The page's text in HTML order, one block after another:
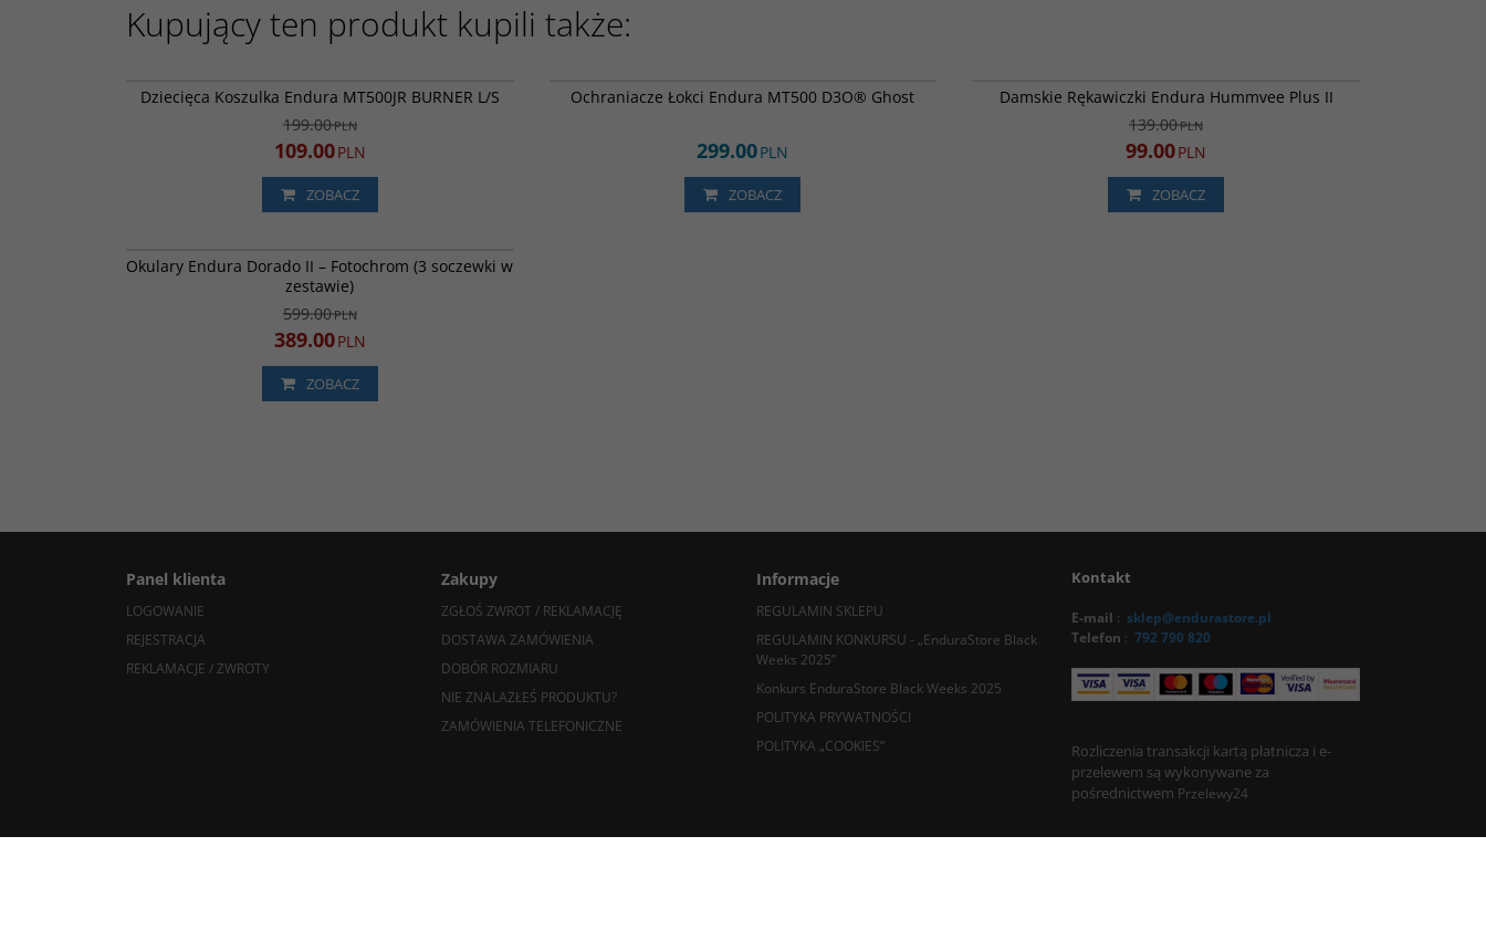
Kupujący ten produkt kupili także:
PROMOCJA
Dziecięca Koszulka Endura MT500JR BURNER L/S
199.00PLN
109.00PLN
ZOBACZ
DARMOWA DOSTAWA
Ochraniacze Łokci Endura MT500 D3O® Ghost
299.00PLN
ZOBACZ
PROMOCJA
Damskie Rękawiczki Endura Hummvee Plus II
139.00PLN
99.00PLN
ZOBACZ
PROMOCJA DARMOWA DOSTAWA
Okulary Endura Dorado II – Fotochrom (3 soczewki w
zestawie)
599.00PLN
389.00PLN
ZOBACZ
Panel klienta
LOGOWANIE
REJESTRACJA
REKLAMACJE / ZWROTY
Zakupy
ZGŁOŚ ZWROT / REKLAMACJĘ
DOSTAWA ZAMÓWIENIA
DOBÓR ROZMIARU
NIE ZNALAZŁEŚ PRODUKTU?
ZAMÓWIENIA TELEFONICZNE
Informacje
REGULAMIN SKLEPU
REGULAMIN KONKURSU - „EnduraStore Black
Weeks 2025”
Konkurs EnduraStore Black Weeks 2025
POLITYKA PRYWATNOŚCI
POLITYKA „COOKIES”
Kontakt
E-mail : sklep@endurastore.pl
Telefon : 792 790 820
Rozliczenia transakcji kartą płatnicza i e-
przelewem są wykonywane za
pośrednictwem Przelewy24